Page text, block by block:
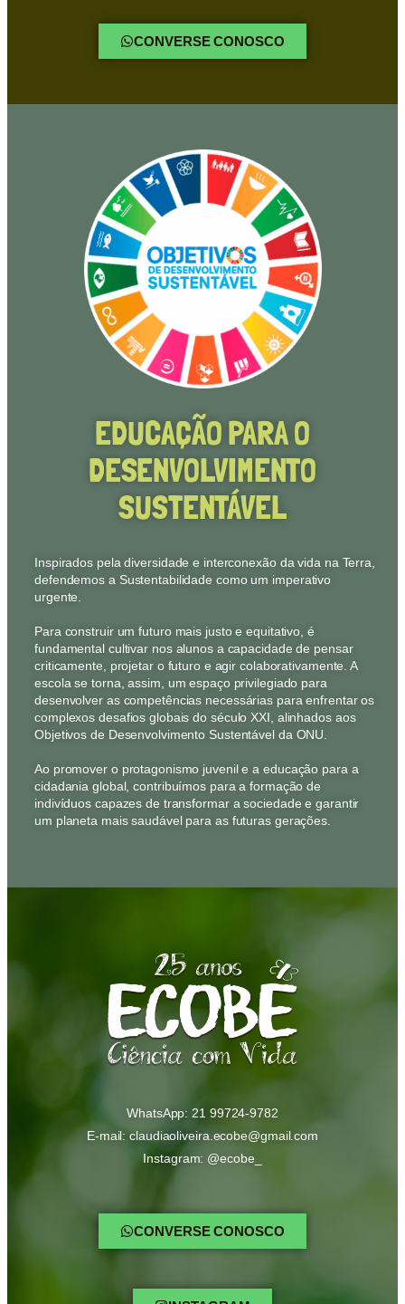
CONVERSE CONOSCO
EDUCAÇÃO PARA O
DESENVOLVIMENTO
SUSTENTÁVEL
Inspirados pela diversidade e interconexão da vida na Terra,
defendemos a Sustentabilidade como um imperativo
urgente.
Para construir um futuro mais justo e equitativo, é
fundamental cultivar nos alunos a capacidade de pensar
criticamente, projetar o futuro e agir colaborativamente. A
escola se torna, assim, um espaço privilegiado para
desenvolver as competências necessárias para enfrentar os
complexos desafios globais do século XXI, alinhados aos
Objetivos de Desenvolvimento Sustentável da ONU.
Ao promover o protagonismo juvenil e a educação para a
cidadania global, contribuímos para a formação de
indivíduos capazes de transformar a sociedade e garantir
um planeta mais saudável para as futuras gerações.
WhatsApp: 21 99724-9782
E-mail: claudiaoliveira.ecobe@gmail.com
Instagram: @ecobe_
CONVERSE CONOSCO